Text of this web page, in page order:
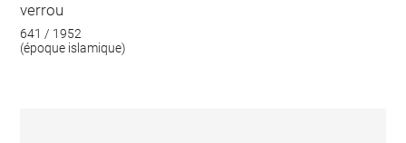
verrou
641 / 1952
(époque islamique)